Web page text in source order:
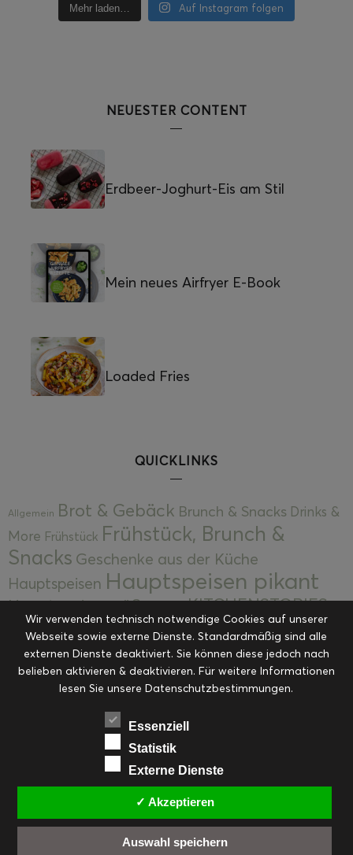
Mehr laden… Auf Instagram folgen
NEUESTER CONTENT
Erdbeer-Joghurt-Eis am Stil
Mein neues Airfryer E-Book
Loaded Fries
QUICKLINKS
Allgemein Brot & Gebäck Brunch & Snacks Drinks &
More Frühstück Frühstück, Brunch &
Snacks Geschenke aus der Küche
Hauptspeisen Hauptspeisen pikant
Hauptspeisen süßKekseKITCHENSTORIES
Kuchen, Torten & Desserts Kuchen und
Desserts Kulinarik Kulinarische Mitbringsel &
Eingemachtes Ohne Kategorie Ostern Resteküche
RezepteSaisonalSliderStartseite
Suppen, Salate & Vorspeisen
Vorspeisen, Salate & Suppen
Weihnachten Workshops & Events
Wir verwenden technisch notwendige Cookies auf unserer
Webseite sowie externe Dienste. Standardmäßig sind alle
externen Dienste deaktiviert. Sie können diese jedoch nach
belieben aktivieren & deaktivieren. Für weitere Informationen
lesen Sie unsere Datenschutzbestimmungen.
Essenziell
Statistik
Externe Dienste
✓ Akzeptieren
Auswahl speichern